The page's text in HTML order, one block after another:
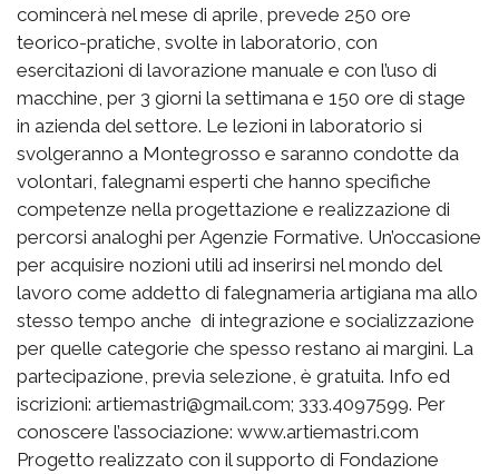
comincerà nel mese di aprile, prevede 250 ore
teorico-pratiche, svolte in laboratorio, con
esercitazioni di lavorazione manuale e con l’uso di
macchine, per 3 giorni la settimana e 150 ore di stage
in azienda del settore. Le lezioni in laboratorio si
svolgeranno a Montegrosso e saranno condotte da
volontari, falegnami esperti che hanno specifiche
competenze nella progettazione e realizzazione di
percorsi analoghi per Agenzie Formative. Un’occasione
per acquisire nozioni utili ad inserirsi nel mondo del
lavoro come addetto di falegnameria artigiana ma allo
stesso tempo anche di integrazione e socializzazione
per quelle categorie che spesso restano ai margini. La
partecipazione, previa selezione, è gratuita. Info ed
iscrizioni: artiemastri@gmail.com; 333.4097599. Per
conoscere l’associazione: www.artiemastri.com
Progetto realizzato con il supporto di Fondazione